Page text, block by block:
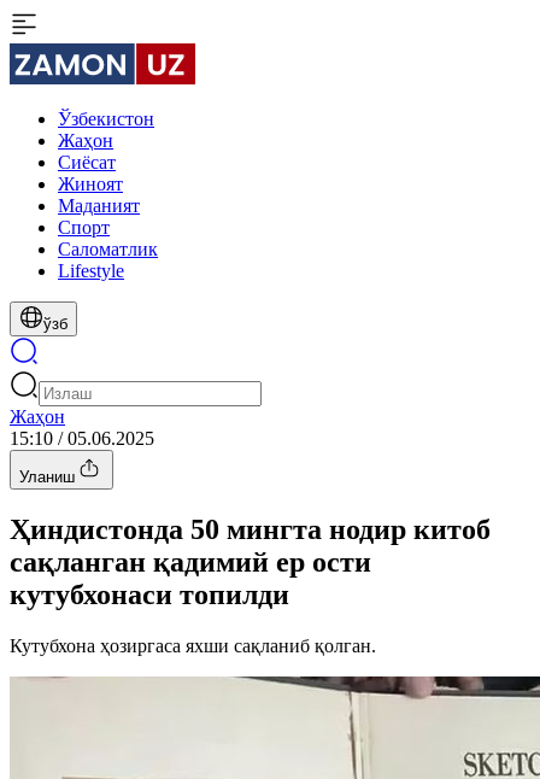
Ўзбекистон
Жаҳон
Сиёсат
Жиноят
Маданият
Спорт
Cаломатлик
Lifestyle
ўзб
Жаҳон
15:10 / 05.06.2025
Уланиш
Ҳиндистонда 50 мингта нодир китоб
сақланган қадимий ер ости
кутубхонаси топилди
Кутубхона ҳозиргаса яхши сақланиб қолган.